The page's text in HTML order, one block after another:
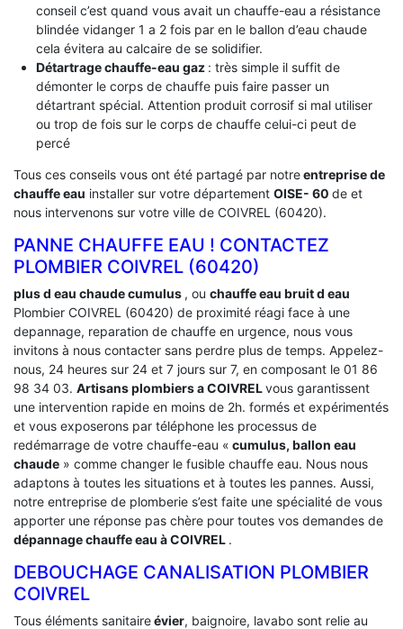
conseil c’est quand vous avait un chauffe-eau a résistance
blindée vidanger 1 a 2 fois par en le ballon d’eau chaude
cela évitera au calcaire de se solidifier.
Détartrage chauffe-eau gaz : très simple il suffit de
démonter le corps de chauffe puis faire passer un
détartrant spécial. Attention produit corrosif si mal utiliser
ou trop de fois sur le corps de chauffe celui-ci peut de
percé
Tous ces conseils vous ont été partagé par notreentreprise de
chauffe eau installer sur votre département OISE- 60 de et
nous intervenons sur votre ville de COIVREL (60420).
PANNE CHAUFFE EAU ! CONTACTEZ
PLOMBIER COIVREL (60420)
plus d eau chaude cumulus , ou chauffe eau bruit d eau
Plombier COIVREL (60420) de proximité réagi face à une
depannage, reparation de chauffe en urgence, nous vous
invitons à nous contacter sans perdre plus de temps. Appelez-
nous, 24 heures sur 24 et 7 jours sur 7, en composant le 01 86
98 34 03. Artisans plombiers a COIVRELvous garantissent
une intervention rapide en moins de 2h. formés et expérimentés
et vous exposerons par téléphone les processus de
redémarrage de votre chauffe-eau « cumulus, ballon eau
chaude » comme changer le fusible chauffe eau. Nous nous
adaptons à toutes les situations et à toutes les pannes. Aussi,
notre entreprise de plomberie s’est faite une spécialité de vous
apporter une réponse pas chère pour toutes vos demandes de
dépannage chauffe eau à COIVREL .
DEBOUCHAGE CANALISATION PLOMBIER
COIVREL
Tous éléments sanitaireévier, baignoire, lavabo sont relie au